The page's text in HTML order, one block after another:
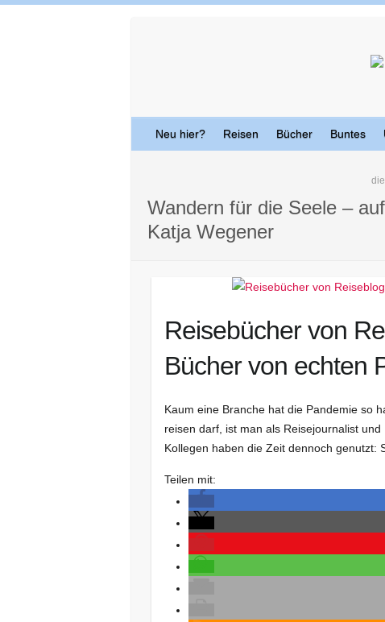
Neu hier? Reisen Bücher Buntes
Wandern für die Seele –
Katja Wegener
Reisebücher von
Bücher von echten
Kaum eine Branche hat die Pandemie so
reisen darf, ist man als Reisejournalist
Kollegen haben die Zeit dennoch genutzt:
Teilen mit: